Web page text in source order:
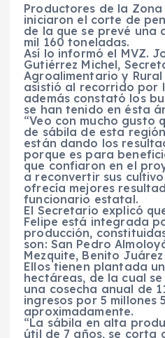
Productores de la Zona
iniciaron el corte de
de la que se prevé una
mil 160 toneladas.
Así lo informó el MVZ.
Gutiérrez Michel,
Agroalimentario y Rural
asistió al recorrido por
además constató los
se han tenido en ésta
“Veo con mucho gusto
de sábila de esta
están dando los
porque es para
que confiaron en el
a reconvertir sus
ofrecía mejores
funcionario estatal.
El Secretario explicó
Felipe está integrada
producción,
son: San Pedro
Mezquite, Benito
Ellos tienen plantada
hectáreas, de la cual
una cosecha anual de
ingresos por 5 millones
aproximadamente.
“La sábila en alta
útil de 7 años, se corta